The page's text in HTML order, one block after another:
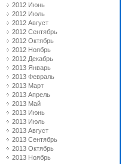
2012 Июнь
2012 Июль
2012 Август
2012 Сентябрь
2012 Октябрь
2012 Ноябрь
2012 Декабрь
2013 Январь
2013 Февраль
2013 Март
2013 Апрель
2013 Май
2013 Июнь
2013 Июль
2013 Август
2013 Сентябрь
2013 Октябрь
2013 Ноябрь